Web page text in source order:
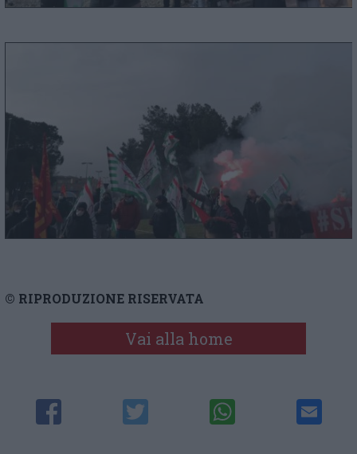
© RIPRODUZIONE RISERVATA
Vai alla home